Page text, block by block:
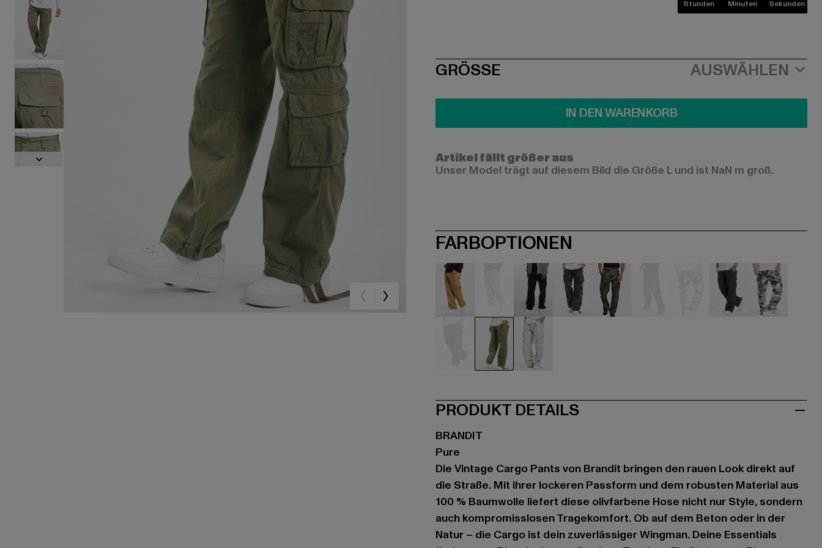
Stunden Minuten Sekunden
SIZE
GRÖSSE AUSWÄHLEN
IN DEN WARENKORB
Artikel fällt größer aus
Unser Model trägt auf diesem Bild die Größe L und ist NaN m groß.
FARBOPTIONEN
beige schwarz
PRODUKT DETAILS
BRANDIT
Pure
Die Vintage Cargo Pants von Brandit bringen den rauen Look direkt auf
die Straße. Mit ihrer lockeren Passform und dem robusten Material aus
100 % Baumwolle liefert diese olivfarbene Hose nicht nur Style, sondern
auch kompromisslosen Tragekomfort. Ob auf dem Beton oder in der
Natur – die Cargo ist dein zuverlässiger Wingman. Deine Essentials